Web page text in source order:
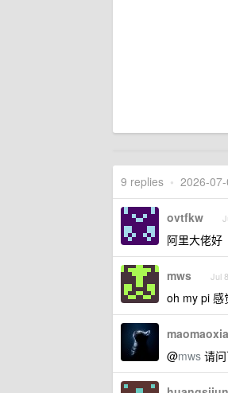
9 replies • 2026-
ovtfkw
阿里大佬好
mws Jul
oh my pi 感
@mws 请